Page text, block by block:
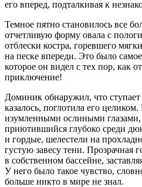
его вперед, подталкивая к
Темное пятно становилось все
отчетливую форму овала с
отблески костра, горевшего
на песке впереди. Это было
которое он видел с тех пор, как
приключение!
Доминик обнаружил, что
казалось, поглотила его
изумленными ослиными глазами,
приютившийся глубоко среди
и гордые, шелестели на
густую завесу тени. Прозрачная
в собственном бассейне,
У него было такое чувство,
больше никто в мире не знал.